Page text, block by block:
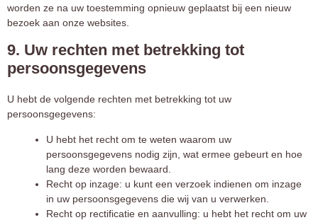
worden ze na uw toestemming opnieuw geplaatst bij een nieuw
bezoek aan onze websites.
9. Uw rechten met betrekking tot
persoonsgegevens
U hebt de volgende rechten met betrekking tot uw
persoonsgegevens:
U hebt het recht om te weten waarom uw
persoonsgegevens nodig zijn, wat ermee gebeurt en hoe
lang deze worden bewaard.
Recht op inzage: u kunt een verzoek indienen om inzage
in uw persoonsgegevens die wij van u verwerken.
Recht op rectificatie en aanvulling: u hebt het recht om uw